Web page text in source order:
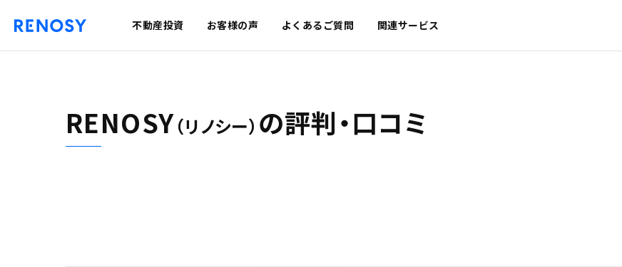
不動産投資 お客様の声 よくあるご質問 関連サービス
RENOSY（リノシー） の評判・口コミ